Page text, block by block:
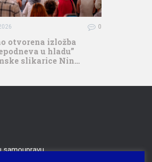
0
otvorena izložba
u hladu”
slikarice Nin…
samoupravu